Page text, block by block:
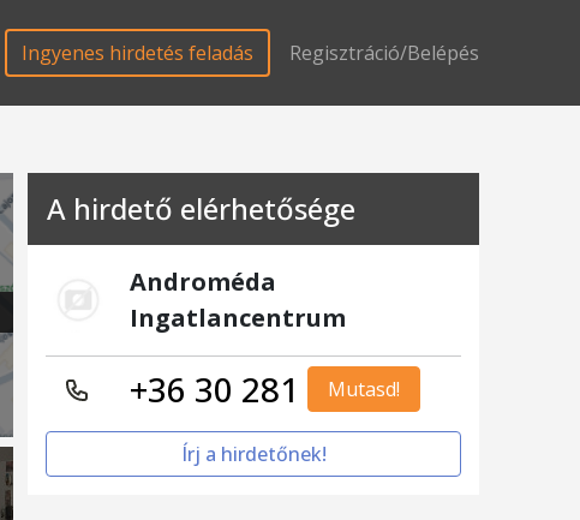
Ingyenes hirdetés feladás Regisztráció/Belépés
A hirdető elérhetősége
Androméda
Ingatlancentrum
+36 30 281 Mutasd!
Írj a hirdetőnek!